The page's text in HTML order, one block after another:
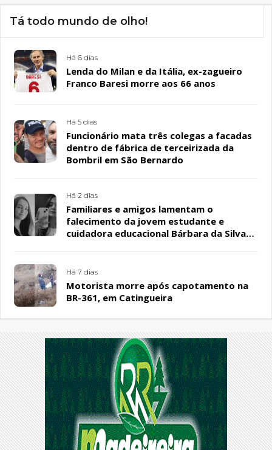
Tá todo mundo de olho!
Há 6 dias
Lenda do Milan e da Itália, ex-zagueiro
Franco Baresi morre aos 66 anos
Há 5 dias
Funcionário mata três colegas a facadas
dentro de fábrica de terceirizada da
Bombril em São Bernardo
Há 2 dias
Familiares e amigos lamentam o
falecimento da jovem estudante e
cuidadora educacional Bárbara da Silva
Há 7 dias
Motorista morre após capotamento na
BR-361, em Catingueira